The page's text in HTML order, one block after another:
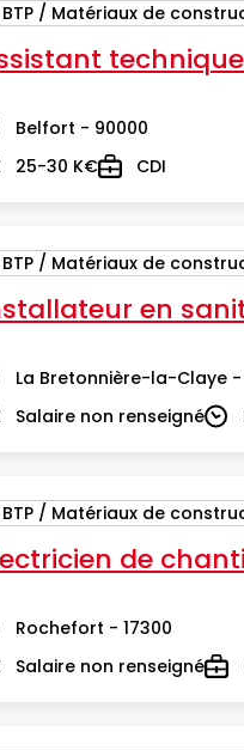
/ Matériaux de
BTP / Matériaux de
Belfort - 90000
25-30 K€TypeCDI
BTP / Matériaux de
en
La Bretonnière-la-Claye -
Salaire non renseigné
BTP / Matériaux de
de
Rochefort - 17300
Salaire non renseigné